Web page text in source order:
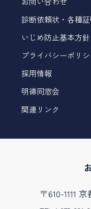
診断依頼状・各種
いじめ防止基本方針
プライバシーポリ
採用情報
明徳同窓会
関連リンク
〒610-1111